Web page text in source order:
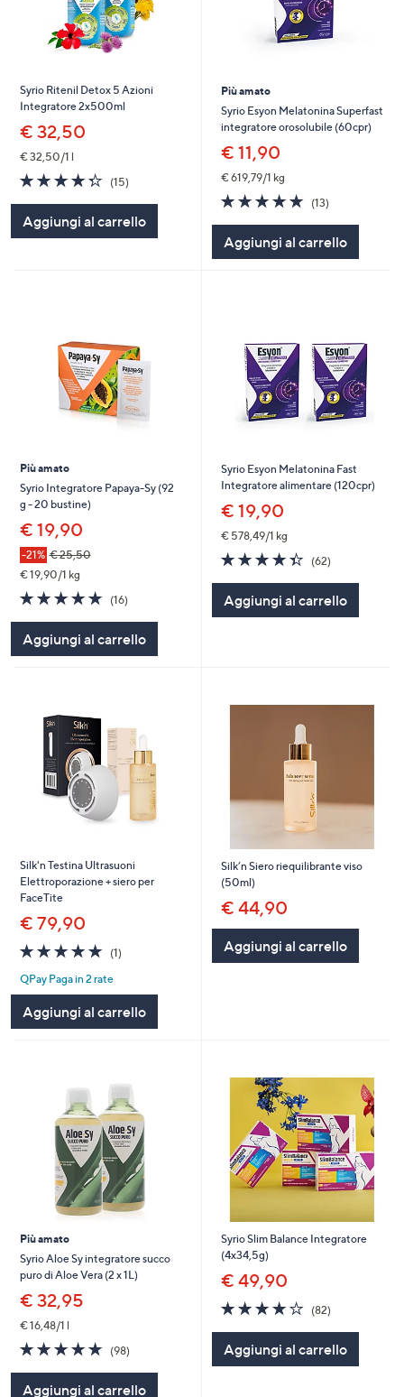
Syrio Ritenil Detox 5 Azioni
Integratore 2x500ml
€ 32,50
€ 32,50/1 l
4.3
of
Stars
(15)15
Aggiungi al carrello
Più amato
Syrio Esyon Melatonina Superfast
integratore orosolubile (60cpr)
€ 11,90
€ 619,79/1 kg
4.7
of
Stars
(13)13
Aggiungi al carrello
Più amato
Syrio Integratore Papaya-Sy (92
g - 20 bustine)
€ 19,90
-21% € 25,50
€ 19,90/1 kg
4.9
of
Stars
(16)16
Aggiungi al carrello
Syrio Esyon Melatonina Fast
Integratore alimentare (120cpr)
€ 19,90
€ 578,49/1 kg
4.3
of
Stars
(62)62
Aggiungi al carrello
Silk'n Testina Ultrasuoni
Elettroporazione + siero per
FaceTite
€ 79,90
5.0
of
5
Stars
(1)1
QPay Paga in 2 rate
Aggiungi al carrello
Silk’n Siero riequilibrante viso
(50ml)
€ 44,90
Aggiungi al carrello
Più amato
Syrio Aloe Sy integratore succo
puro di Aloe Vera (2 x 1L)
€ 32,95
€ 16,48/1 l
4.8
of
5
Stars
(98)
Aggiungi al carrello
Syrio Slim Balance Integratore
(4x34,5g)
€ 49,90
3.7
of
Stars
(82)82
Aggiungi al carrello